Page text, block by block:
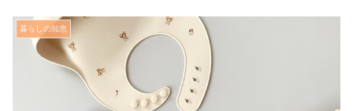
暮らしの知恵